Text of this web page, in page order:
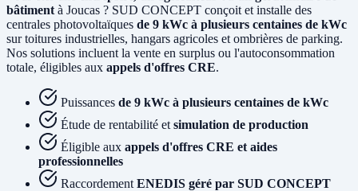
bâtiment à Joucas ? SUD CONCEPT conçoit et installe des
centrales photovoltaïques de 9 kWc à plusieurs centaines de kWc
sur toitures industrielles, hangars agricoles et ombrières de parking.
Nos solutions incluent la vente en surplus ou l'autoconsommation
totale, éligibles aux appels d'offres CRE.
Puissances de 9 kWc à plusieurs centaines de kWc
Étude de rentabilité et simulation de production
Éligible aux appels d'offres CRE et aides
professionnelles
Raccordement ENEDIS géré par SUD CONCEPT